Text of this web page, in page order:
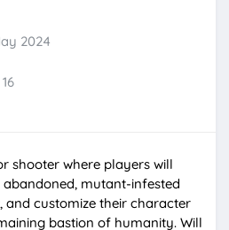
2024
16
shooter where players will
mutant-infested
and customize their character
bastion of humanity. Will